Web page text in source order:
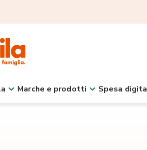
Marche e prodotti Spesa